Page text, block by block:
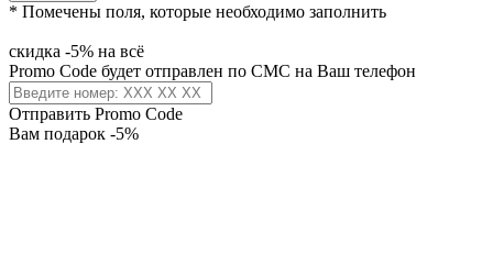
* Помечены поля, которые необходимо заполнить
скидка -5% на всё
Promo Code будет отправлен по СМС на Ваш телефон
Отправить Promo Code
Вам подарок -5%